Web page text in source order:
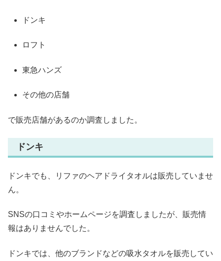
ドンキ
ロフト
東急ハンズ
その他の店舗
で販売店舗があるのか調査しました。
ドンキ
ドンキでも、リファのヘアドライタオルは販売していませ
ん。
SNSの口コミやホームページを調査しましたが、販売情
報はありませんでした。
ドンキでは、他のブランドなどの吸水タオルを販売してい